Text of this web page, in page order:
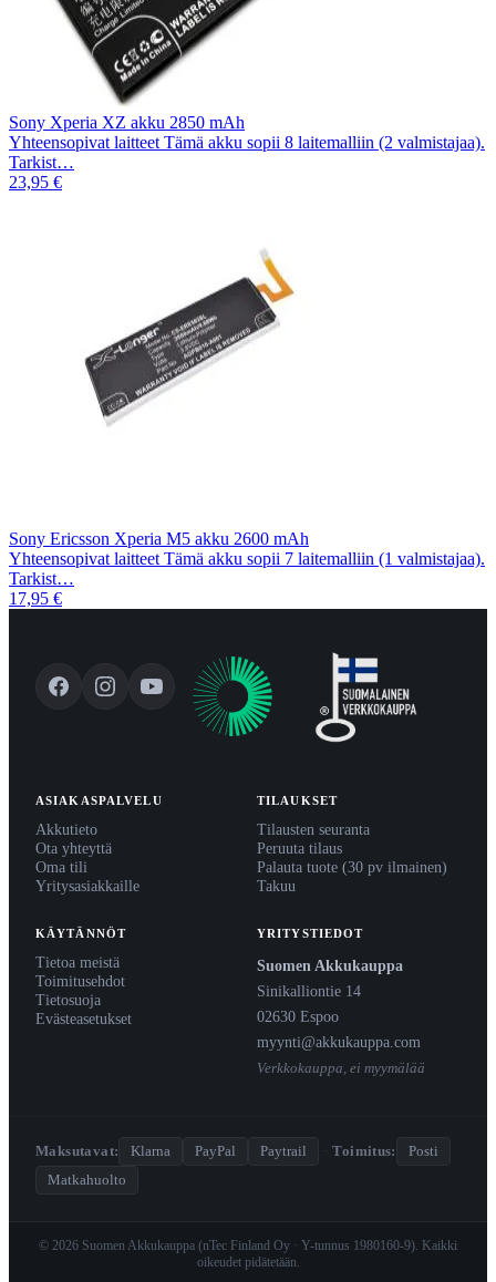
Sony Xperia XZ akku 2850 mAh
Yhteensopivat laitteet Tämä akku sopii 8 laitemalliin (2 valmistajaa).
Tarkist…
23,95 €
Sony Ericsson Xperia M5 akku 2600 mAh
Yhteensopivat laitteet Tämä akku sopii 7 laitemalliin (1 valmistajaa).
Tarkist…
17,95 €
ASIAKASPALVELU
Akkutieto
Ota yhteyttä
Oma tili
Yritysasiakkaille
TILAUKSET
Tilausten seuranta
Peruuta tilaus
Palauta tuote (30 pv ilmainen)
Takuu
KÄYTÄNNÖT
Tietoa meistä
Toimitusehdot
Tietosuoja
Evästeasetukset
YRITYSTIEDOT
Suomen Akkukauppa
Sinikalliontie 14
02630 Espoo
myynti@akkukauppa.com
Verkkokauppa, ei myymälää
Maksutavat: Klarna PayPal Paytrail · Toimitus:
Posti
Matkahuolto
© 2026 Suomen Akkukauppa (nTec Finland Oy · Y-tunnus 1980160-9). Kaikki
oikeudet pidätetään.